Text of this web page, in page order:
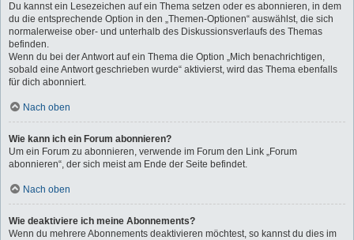
Du kannst ein Lesezeichen auf ein Thema setzen oder es abonnieren, in dem
du die entsprechende Option in den „Themen-Optionen“ auswählst, die sich
normalerweise ober- und unterhalb des Diskussionsverlaufs des Themas
befinden.
Wenn du bei der Antwort auf ein Thema die Option „Mich benachrichtigen,
sobald eine Antwort geschrieben wurde“ aktivierst, wird das Thema ebenfalls
für dich abonniert.
Nach oben
Wie kann ich ein Forum abonnieren?
Um ein Forum zu abonnieren, verwende im Forum den Link „Forum
abonnieren“, der sich meist am Ende der Seite befindet.
Nach oben
Wie deaktiviere ich meine Abonnements?
Wenn du mehrere Abonnements deaktivieren möchtest, so kannst du dies im